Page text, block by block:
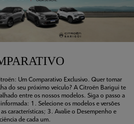
Um Comparativo Exclusivo. Quer tomar
do seu próximo veículo? A Citroën Barigui te
entre os nossos modelos. Siga o passo a
1. Selecione os modelos e versões
características; 3. Avalie o Desempenho e
de cada um.